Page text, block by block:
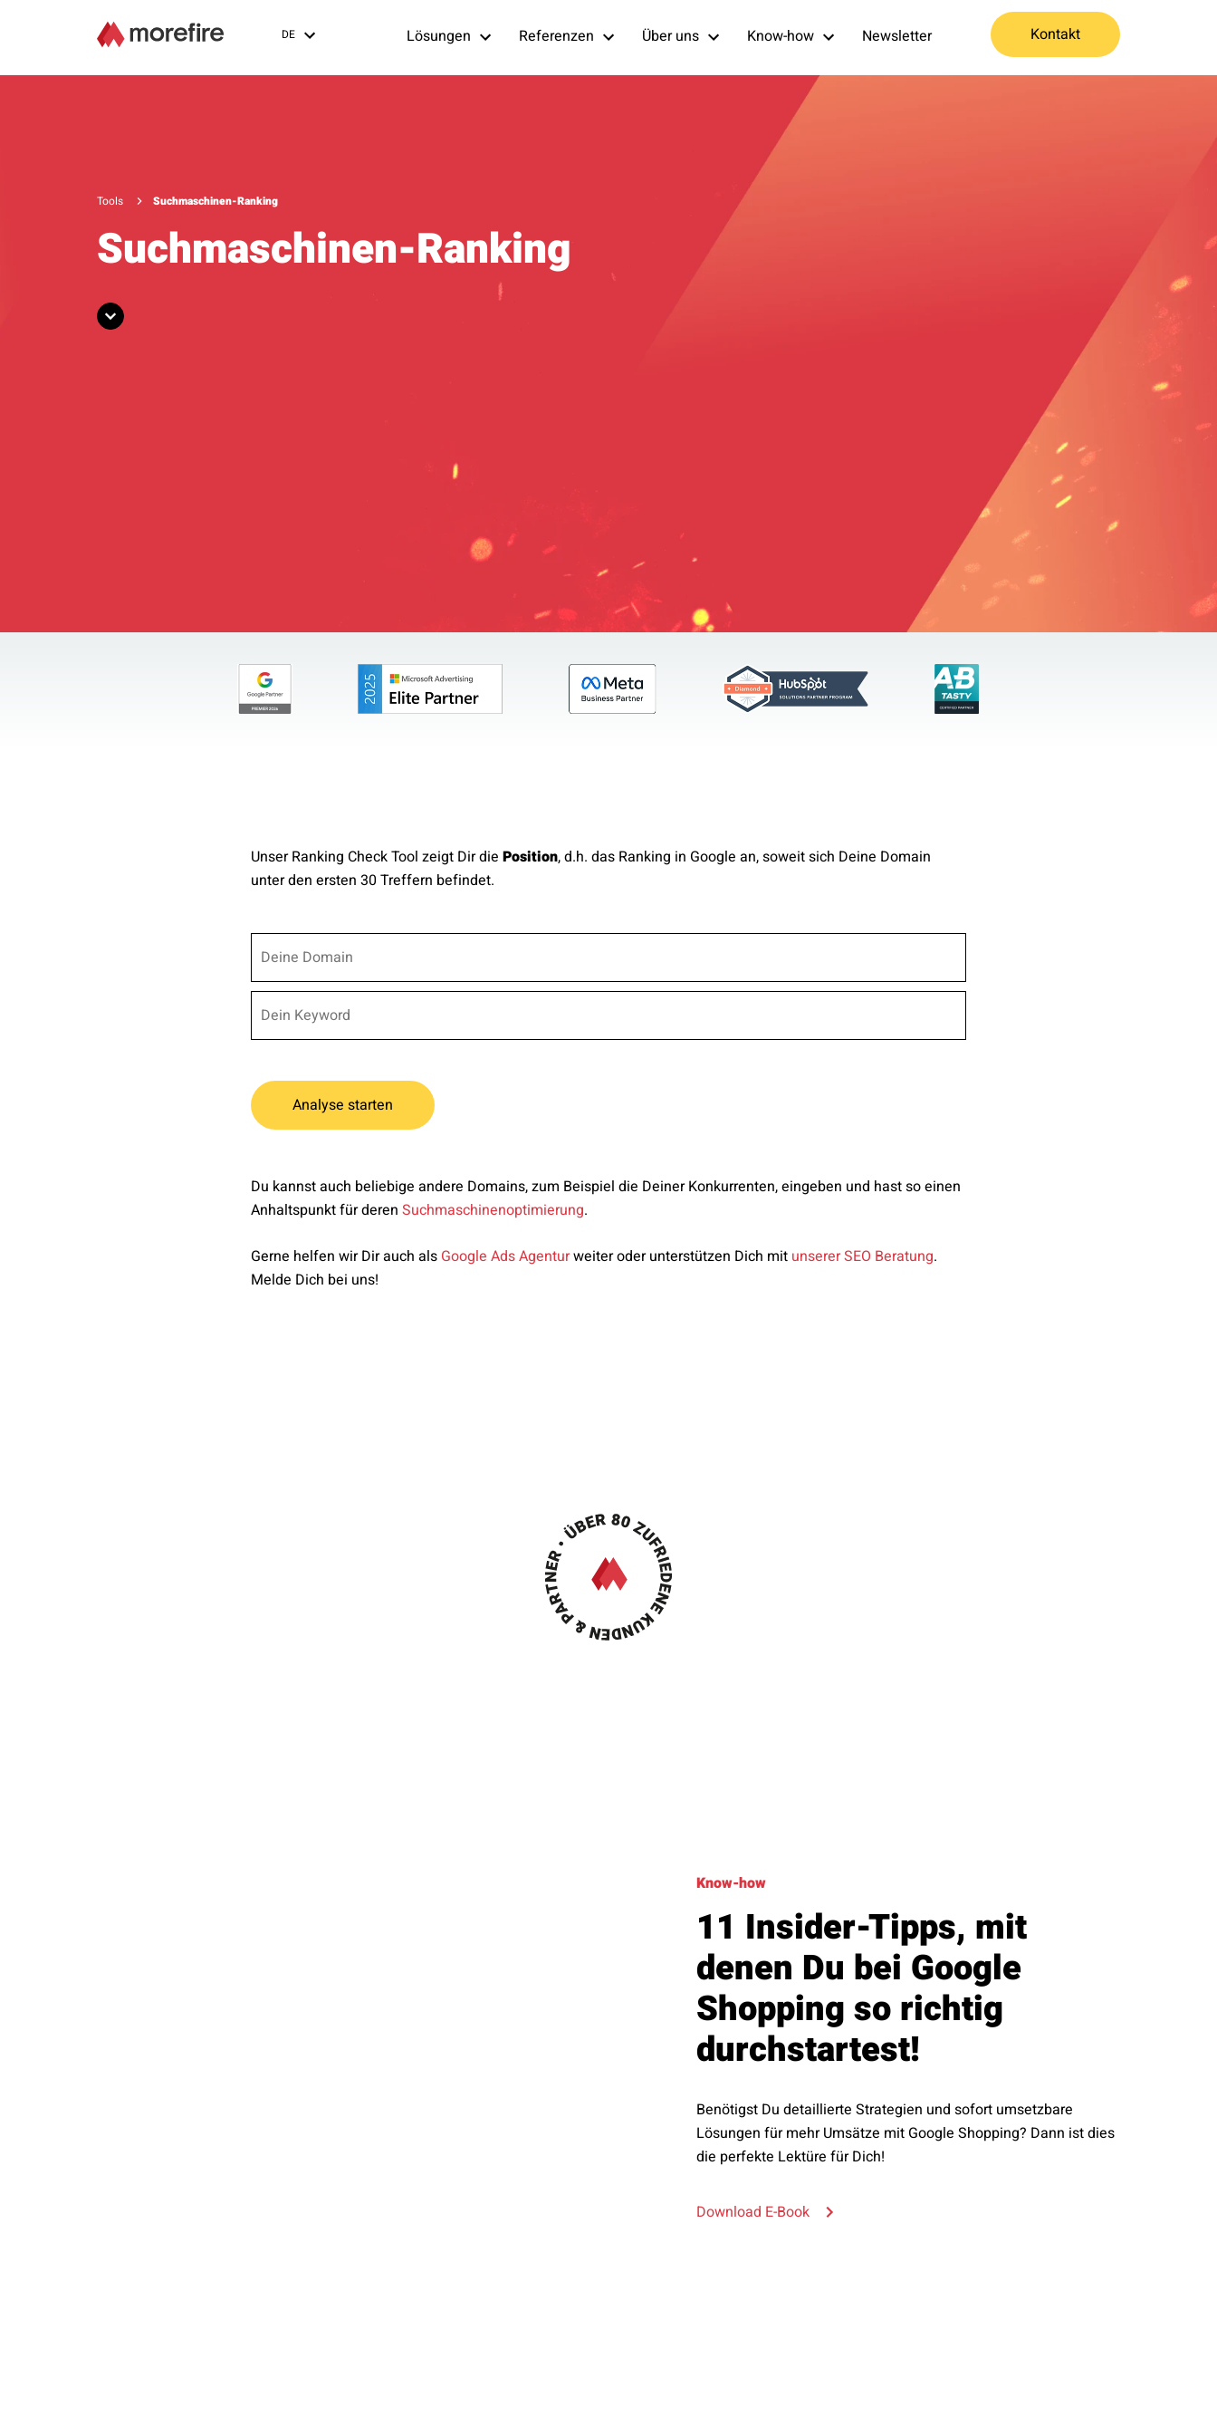
DE Lösungen Referenzen Über uns Know-how Newsletter Kontakt
Tools Suchmaschinen-Ranking
Suchmaschinen-Ranking
Unser Ranking Check Tool zeigt Dir die Position, d.h. das Ranking in Google an, soweit sich Deine Domain
unter den ersten 30 Treffern befindet.
Analyse starten
Du kannst auch beliebige andere Domains, zum Beispiel die Deiner Konkurrenten, eingeben und hast so einen
Anhaltspunkt für deren Suchmaschinenoptimierung.
Gerne helfen wir Dir auch als Google Ads Agenturweiter oder unterstützen Dich mit unserer SEO Beratung.
Melde Dich bei uns!
Know-how
11 Insider-Tipps, mit
denen Du bei Google
Shopping so richtig
durchstartest!
Benötigst Du detaillierte Strategien und sofort umsetzbare
Lösungen für mehr Umsätze mit Google Shopping? Dann ist dies
die perfekte Lektüre für Dich!
Download E-Book